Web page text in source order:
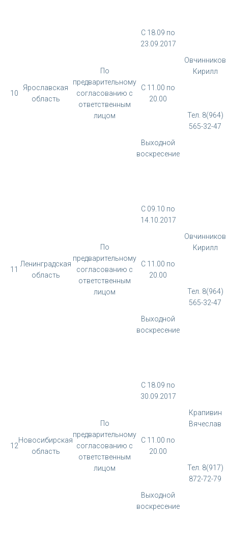
10
Ярославская
область
По
предварительному
согласованию с
ответственным
лицом
С 18.09 по
23.09.2017
С 11.00 по
20.00
Выходной
воскресение
Овчинников
Кирилл
Тел. 8(964)
565-32-47
11
Ленинградская
область
По
предварительному
согласованию с
ответственным
лицом
С 09.10 по
14.10.2017
С 11.00 по
20.00
Выходной
воскресение
Овчинников
Кирилл
Тел. 8(964)
565-32-47
12
Новосибирская
область
По
предварительному
согласованию с
ответственным
лицом
С 18.09 по
30.09.2017
С 11.00 по
20.00
Выходной
воскресение
Крапивин
Вячеслав
Тел. 8(917)
872-72-79